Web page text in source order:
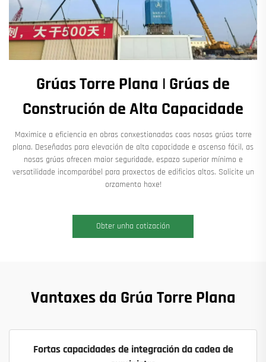
Grúas Torre Plana | Grúas de
Construción de Alta Capacidade
Maximice a eficiencia en obras conxestionadas coas nosas grúas torre
plana. Deseñadas para elevación de alta capacidade e ascenso fácil, as
nosas grúas ofrecen maior seguridade, espazo superior mínimo e
versatilidade incomparábel para proxectos de edificios altos. Solicite un
orzamento hoxe!
Obter unha cotización
Vantaxes da Grúa Torre Plana
Fortas capacidades de integración da cadea de